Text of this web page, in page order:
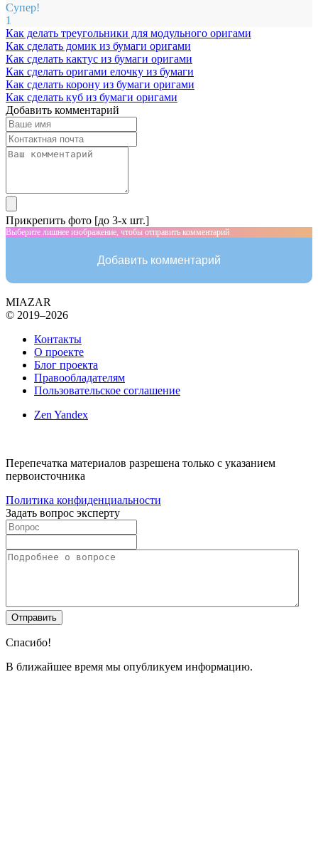
Супер!
1
Как делать треугольники для модульного оригами
Как сделать домик из бумаги оригами
Как сделать кактус из бумаги оригами
Как сделать оригами елочку из бумаги
Как сделать корону из бумаги оригами
Как сделать куб из бумаги оригами
Добавить комментарий
Прикрепить фото [до 3-х шт.]
Выберите лишнее изображение, чтобы отправить комментарий
Добавить комментарий
MIAZAR
© 2019–2026
Контакты
О проекте
Блог проекта
Правообладателям
Пользовательское соглашение
Zen Yandex
Перепечатка материалов разрешена только с указанием
первоисточника
Политика конфиденциальности
Задать вопрос эксперту
Спасибо!
В ближайшее время мы опубликуем информацию.